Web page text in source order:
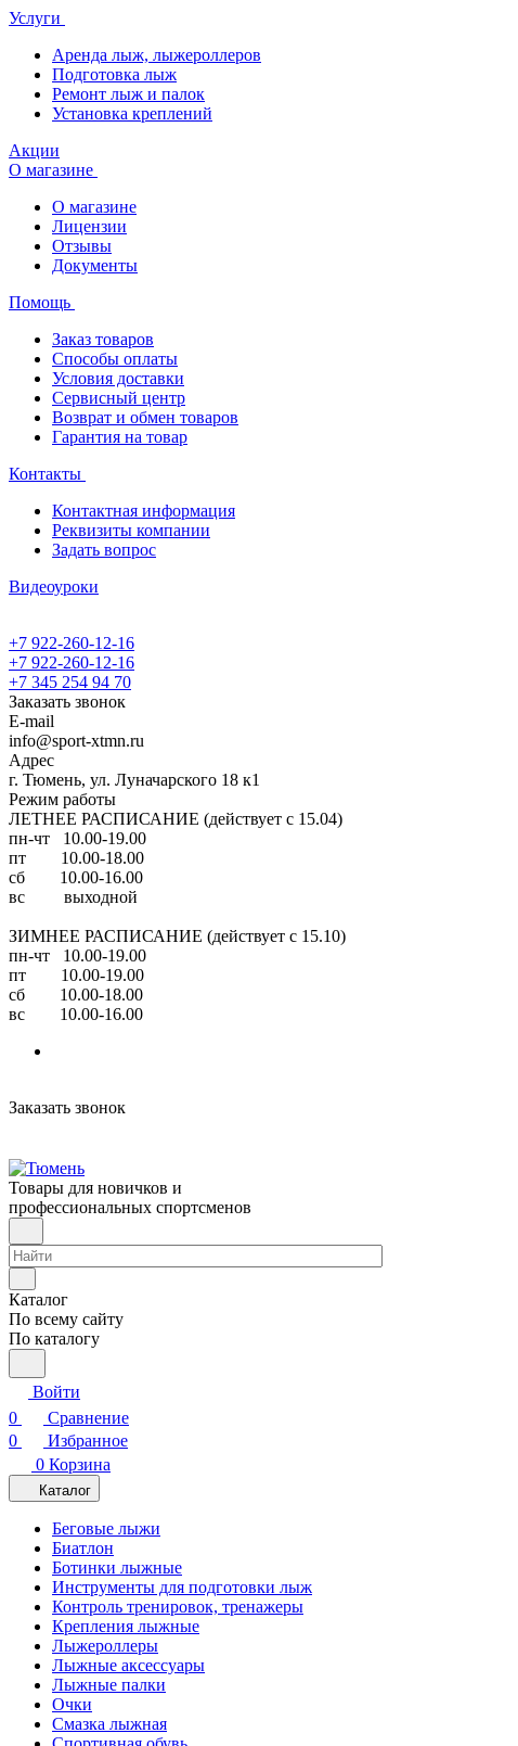
Услуги
Аренда лыж, лыжероллеров
Подготовка лыж
Ремонт лыж и палок
Установка креплений
Акции
О магазине
О магазине
Лицензии
Отзывы
Документы
Помощь
Заказ товаров
Способы оплаты
Условия доставки
Сервисный центр
Возврат и обмен товаров
Гарантия на товар
Контакты
Контактная информация
Реквизиты компании
Задать вопрос
Видеоуроки
+7 922-260-12-16
+7 922-260-12-16
+7 345 254 94 70
Заказать звонок
E-mail
info@sport-xtmn.ru
Адрес
г. Тюмень, ул. Луначарского 18 к1
Режим работы
ЛЕТНЕЕ РАСПИСАНИЕ (действует с 15.04)
пн-чт 10.00-19.00
пт 10.00-18.00
сб 10.00-16.00
вс выходной
ЗИМНЕЕ РАСПИСАНИЕ (действует с 15.10)
пн-чт 10.00-19.00
пт 10.00-19.00
сб 10.00-18.00
вс 10.00-16.00
Заказать звонок
Товары для новичков и
профессиональных спортсменов
Каталог
По всему сайту
По каталогу
Войти
0
Сравнение
0
Избранное
0 Корзина
Каталог
Беговые лыжи
Биатлон
Ботинки лыжные
Инструменты для подготовки лыж
Контроль тренировок, тренажеры
Крепления лыжные
Лыжероллеры
Лыжные аксессуары
Лыжные палки
Очки
Смазка лыжная